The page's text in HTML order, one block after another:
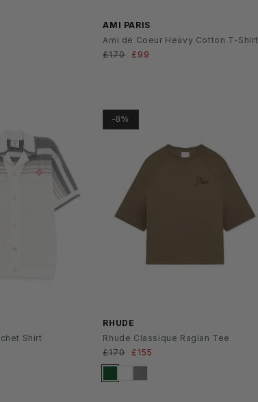
AMI PARIS
Ami de Coeur Heavy Cotton T-Shirt
Normaler
£170 Verkaufspreis
£99
Shirt
-8%
RHUDE
Rhude Classique Raglan Tee
Normaler
Preis
£170 Verkaufspreis
£155